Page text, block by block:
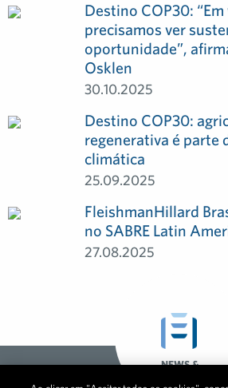
Destino COP30:
precisamos ver
oportunidade”,
Osklen
30.10.2025
Destino COP30:
regenerativa é parte
climática
25.09.2025
FleishmanHillard
no SABRE Latin
27.08.2025
NEWS &